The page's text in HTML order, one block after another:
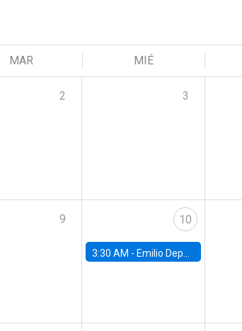
MAR MIÉ
2 3
9 10
3:30 AM - Emilio Depetris-Chauvín, Universidad Católica